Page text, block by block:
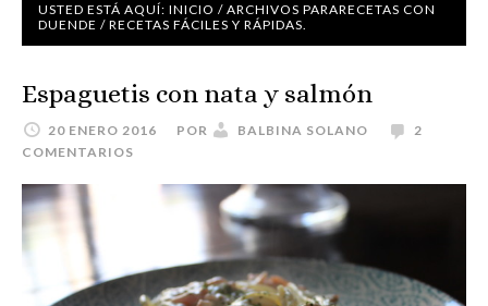
USTED ESTÁ AQUÍ: INICIO / ARCHIVOS PARARECETAS CON
DUENDE / RECETAS FÁCILES Y RÁPIDAS.
Espaguetis con nata y salmón
20 ENERO 2016 POR BALBINA SOLANO
2
COMENTARIOS